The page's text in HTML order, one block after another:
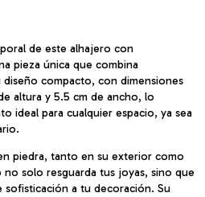
de este alhajero con
pieza única que combina
compacto, con dimensiones
altura y 5.5 cm de ancho, lo
ideal para cualquier espacio, ya sea
piedra, tanto en su exterior como
solo resguarda tus joyas, sino que
sofisticación a tu decoración. Su